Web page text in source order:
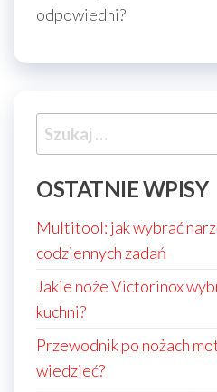
odpowiedni?
Szukaj:
OSTATNIE WPISY
Multitool: jak wybrać
codziennych zadań
Jakie noże Victorinox
kuchni?
Przewodnik po nożach
wiedzieć?